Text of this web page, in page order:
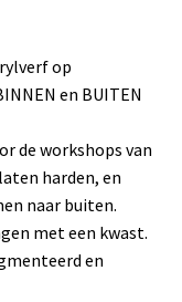
op
en BUITEN
de workshops van
harden, en
naar buiten.
met een kwast.
en